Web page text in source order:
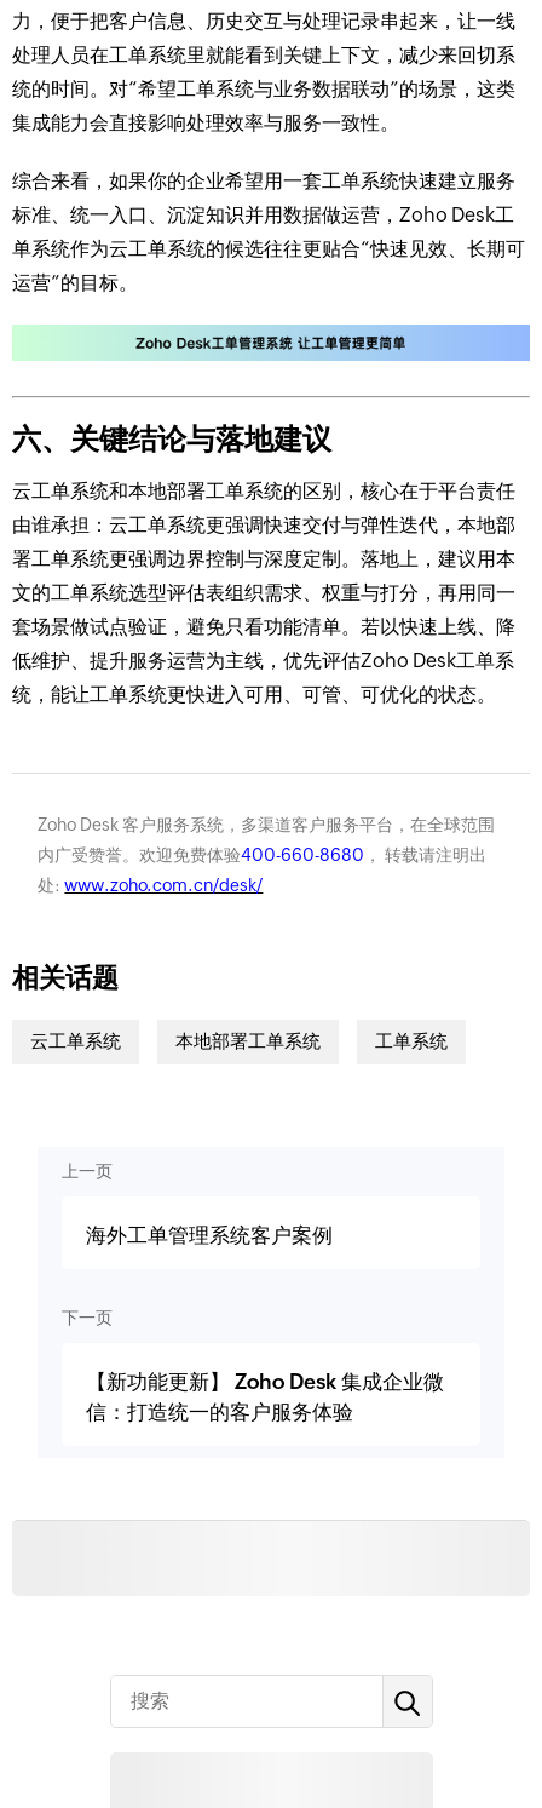
力，便于把客户信息、历史交互与处理记录串起来，让一线
处理人员在工单系统里就能看到关键上下文，减少来回切系
统的时间。对“希望工单系统与业务数据联动”的场景，这类
集成能力会直接影响处理效率与服务一致性。
综合来看，如果你的企业希望用一套工单系统快速建立服务
标准、统一入口、沉淀知识并用数据做运营，Zoho Desk工
单系统作为云工单系统的候选往往更贴合“快速见效、长期可
运营”的目标。
六、关键结论与落地建议
云工单系统和本地部署工单系统的区别，核心在于平台责任
由谁承担：云工单系统更强调快速交付与弹性迭代，本地部
署工单系统更强调边界控制与深度定制。落地上，建议用本
文的工单系统选型评估表组织需求、权重与打分，再用同一
套场景做试点验证，避免只看功能清单。若以快速上线、降
低维护、提升服务运营为主线，优先评估Zoho Desk工单系
统，能让工单系统更快进入可用、可管、可优化的状态。
Zoho Desk 客户服务系统，多渠道客户服务平台，在全球范围
内广受赞誉。欢迎免费体验400-660-8680 ， 转载请注明出
处:www.zoho.com.cn/desk/
相关话题
云工单系统 本地部署工单系统 工单系统
上一页
海外工单管理系统客户案例
下一页
【新功能更新】 Zoho Desk 集成企业微
信：打造统一的客户服务体验